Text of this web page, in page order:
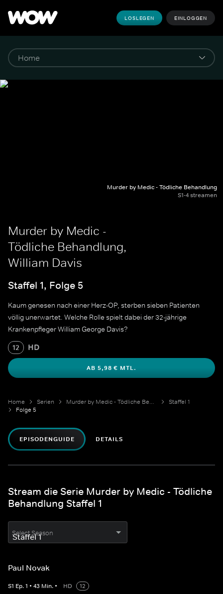
LOSLEGEN EINLOGGEN
Murder by Medic - Tödliche Behandlung
S1-4 streamen
Murder by Medic -
Tödliche Behandlung,
William Davis
Staffel 1, Folge 5
Kaum genesen nach einer Herz-OP, sterben sieben Patienten
völlig unerwartet. Welche Rolle spielt dabei der 32-jährige
Krankenpfleger William George Davis?
12 HD
AB 5,98 € MTL.
Home Serien Murder by Medic - Tödliche Behandlung
Staffel 1
Folge 5
EPISODENGUIDE DETAILS
Stream die Serie Murder by Medic - Tödliche
Behandlung Staffel 1
Select Season
Paul Novak
S1 Ep.1 • 43 Min. • HD
12